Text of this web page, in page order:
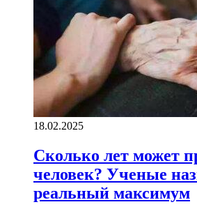
18.02.2025
Сколько лет может
человек? Ученые
реальный максимум